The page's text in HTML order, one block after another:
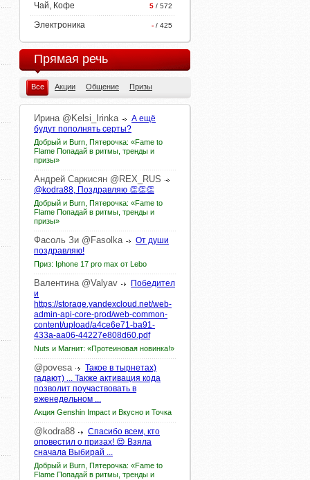
5 / 572
Чай, Кофе
- / 425
Электроника
Прямая речь
Все Акции Общение Призы
Ирина @Kelsi_Irinka
А ещё
будут пополнять серты?
Добрый и Burn, Пятерочка: «Fame to
Flame Попадай в ритмы, тренды и
призы»
Андрей Саркисян @REX_RUS
@kodra88, Поздравляю 👏👏👏
Добрый и Burn, Пятерочка: «Fame to
Flame Попадай в ритмы, тренды и
призы»
Фасоль Зи @Fasolka
От души
поздравляю!
Приз: Iphone 17 pro max от Lebo
Валентина @Valyav
Победител
и
https://storage.yandexcloud.net/web-
admin-api-core-prod/web-common-
content/upload/a4ce6e71-ba91-
433a-aa06-44227e808d60.pdf
Nuts и Магнит: «Протеиновая новинка!»
@povesa
Такое в тырнетах)
гадают) ... Также активация кода
позволит поучаствовать в
еженедельном ...
Акция Genshin Impact и Вкусно и Точка
@kodra88
Спасибо всем, кто
оповестил о призах! 😍 Взяла
сначала Выбирай ...
Добрый и Burn, Пятерочка: «Fame to
Flame Попадай в ритмы, тренды и